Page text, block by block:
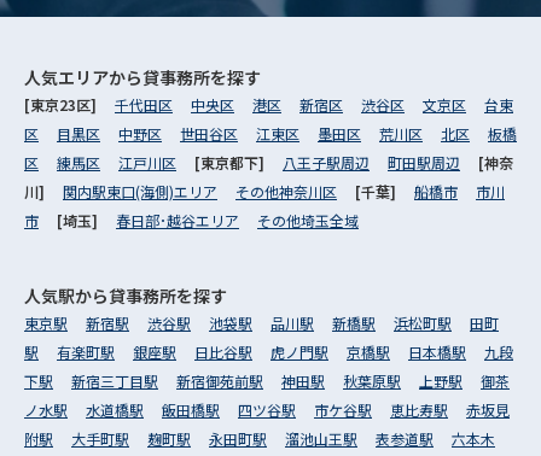
人気エリアから貸事務所を探す
[東京23区] 千代田区 中央区 港区 新宿区 渋谷区 文京区
台東
区
目黒区 中野区 世田谷区 江東区 墨田区 荒川区 北区
板橋
区
練馬区 江戸川区 [東京都下] 八王子駅周辺 町田駅周辺
[神奈
川] 関内駅東口(海側)エリア その他神奈川区 [千葉] 船橋市
市川
市
[埼玉] 春日部･越谷エリア その他埼玉全域
人気駅から貸事務所を探す
東京駅 新宿駅 渋谷駅 池袋駅 品川駅 新橋駅 浜松町駅
田町
駅
有楽町駅 銀座駅 日比谷駅 虎ノ門駅 京橋駅 日本橋駅
九段
下駅
新宿三丁目駅 新宿御苑前駅 神田駅 秋葉原駅 上野駅
御茶
ノ水駅
水道橋駅 飯田橋駅 四ツ谷駅 市ケ谷駅 恵比寿駅
赤坂見
附駅
大手町駅 麹町駅 永田町駅 溜池山王駅 表参道駅
六本木